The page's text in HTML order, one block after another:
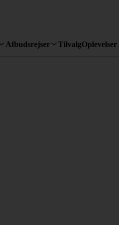
Afbudsrejser TilvalgOplevelser